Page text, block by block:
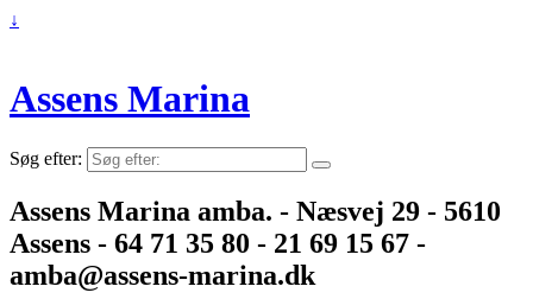
↓
Assens Marina
Søg efter:
Assens Marina amba. - Næsvej 29 - 5610
Assens - 64 71 35 80 - 21 69 15 67 -
amba@assens-marina.dk